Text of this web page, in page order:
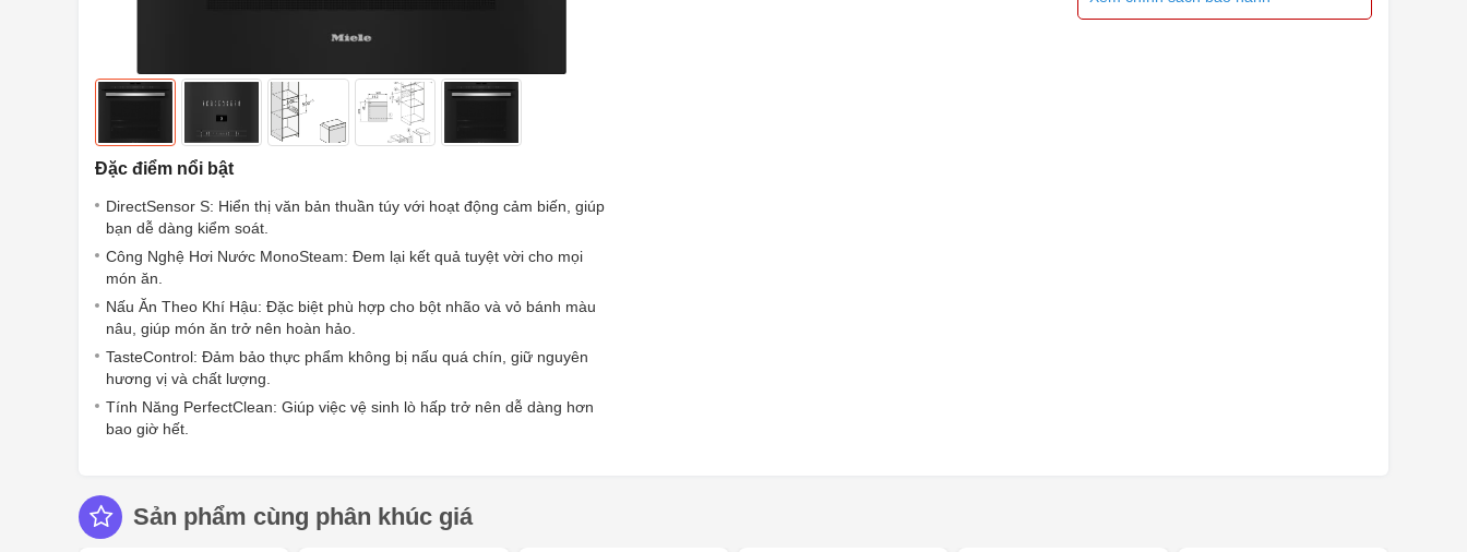
Đặc điểm nổi bật
DirectSensor S: Hiển thị văn bản thuần túy với hoạt động cảm biến, giúp
bạn dễ dàng kiểm soát.
Công Nghệ Hơi Nước MonoSteam: Đem lại kết quả tuyệt vời cho mọi
món ăn.
Nấu Ăn Theo Khí Hậu: Đặc biệt phù hợp cho bột nhão và vỏ bánh màu
nâu, giúp món ăn trở nên hoàn hảo.
TasteControl: Đảm bảo thực phẩm không bị nấu quá chín, giữ nguyên
hương vị và chất lượng.
Tính Năng PerfectClean: Giúp việc vệ sinh lò hấp trở nên dễ dàng hơn
bao giờ hết.
Sản phẩm cùng phân khúc giá